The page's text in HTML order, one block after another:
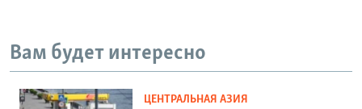
Вам будет интересно
ЦЕНТРАЛЬНАЯ АЗИЯ